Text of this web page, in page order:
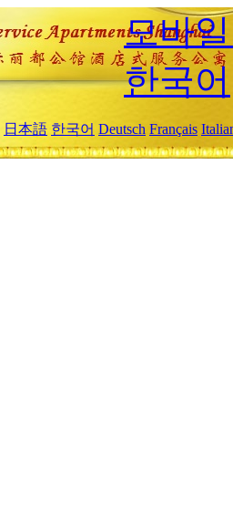
모바
한국어
日本語 한국어 Deutsch Français